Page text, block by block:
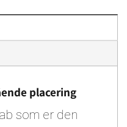
placering
som er den